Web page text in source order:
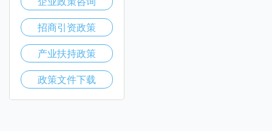
招商引资政策
产业扶持政策
政策文件下载